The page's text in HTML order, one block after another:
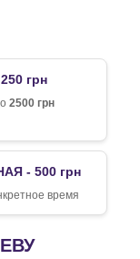
250 грн
2500 грн
- 500 грн
время